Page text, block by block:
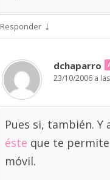
Responder ↓
dchaparro
23/10/2006 a
Pues si, también.
éste que te
móvil.